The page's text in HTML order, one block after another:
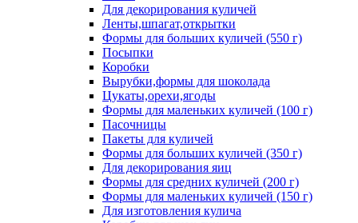
Для декорирования куличей
Ленты,шпагат,открытки
Формы для больших куличей (550 г)
Посыпки
Коробки
Вырубки,формы для шоколада
Цукаты,орехи,ягоды
Формы для маленьких куличей (100 г)
Пасочницы
Пакеты для куличей
Формы для больших куличей (350 г)
Для декорирования яиц
Формы для средних куличей (200 г)
Формы для маленьких куличей (150 г)
Для изготовления кулича